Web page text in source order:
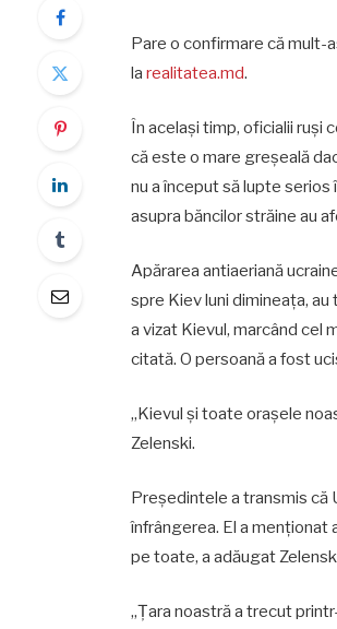
Pare o confirmare că
la realitatea.md.
În același timp, oficialii ruși
că este o mare greșeală
nu a început să lupte serios
asupra băncilor străine au
Apărarea antiaeriană
spre Kiev luni dimineața,
a vizat Kievul, marcând cel
citată. O persoană a fost
„Kievul şi toate oraşele
Zelenski.
Preşedintele a transmis că
înfrângerea. El a menţionat
pe toate, a adăugat
„Țara noastră a trecut